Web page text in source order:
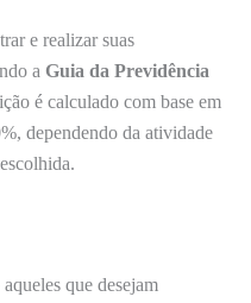
e realizar suas
a Guia da Previdência
é calculado com base em
dependendo da atividade
aqueles que desejam